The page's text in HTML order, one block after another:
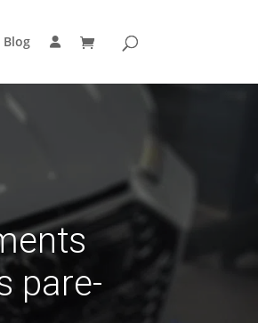
Blog
pare-